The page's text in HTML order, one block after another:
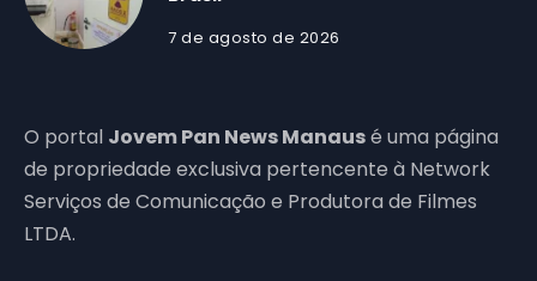
7 de agosto de 2026
O portal Jovem Pan News Manausé uma página
de propriedade exclusiva pertencente à Network
Serviços de Comunicação e Produtora de Filmes
LTDA.